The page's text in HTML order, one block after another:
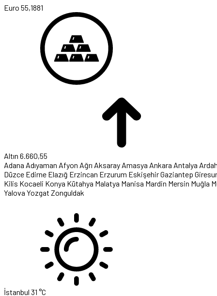
Euro 55,1881
Altın 6.660,55
Adana Adıyaman Afyon Ağrı Aksaray Amasya Ankara Antalya
Düzce Edirne Elazığ Erzincan Erzurum EskişehirGaziantep
Kilis Kocaeli Konya Kütahya Malatya Manisa Mardin Mersin Muğla
Yalova Yozgat Zonguldak
İstanbul 31 °C